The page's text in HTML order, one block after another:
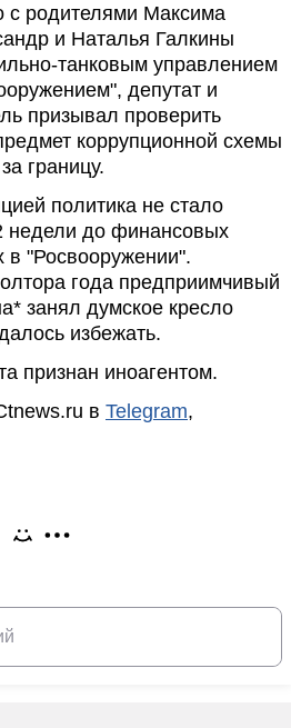
с родителями Максима
и Наталья Галкины
танковым управлением
депутат и
призывал проверить
коррупционной схемы
границу.
политика не стало
недели до финансовых
в "Росвооружении".
года предприимчивый
занял думское кресло
избежать.
признан иноагентом.
в Telegram,